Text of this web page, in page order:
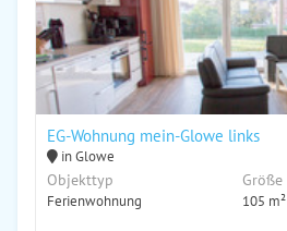
EG-Wohnung mein-Glowe links
in Glowe
Objekttyp
Ferienwohnung
Größe
105 m²